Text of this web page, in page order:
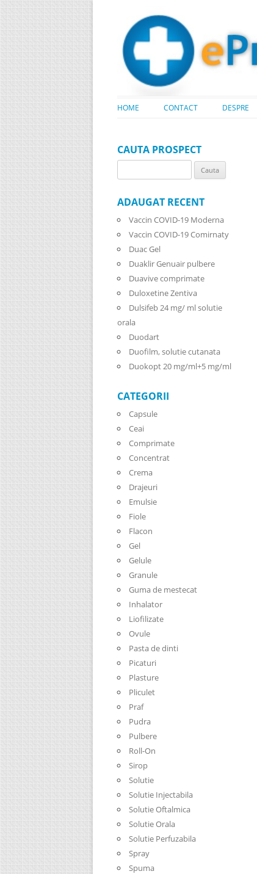
HOME CONTACT DESPRE
CAUTA PROSPECT
for:
ADAUGAT RECENT
Vaccin COVID-19 Moderna
Vaccin COVID-19 Comirnaty
Duac Gel
Duaklir Genuair pulbere
Duavive comprimate
Duloxetine Zentiva
Dulsifeb 24 mg/ ml solutie
orala
Duodart
Duofilm, solutie cutanata
Duokopt 20 mg/ml+5 mg/ml
CATEGORII
Capsule
Ceai
Comprimate
Concentrat
Crema
Drajeuri
Emulsie
Fiole
Flacon
Gel
Gelule
Granule
Guma de mestecat
Inhalator
Liofilizate
Ovule
Pasta de dinti
Picaturi
Plasture
Pliculet
Praf
Pudra
Pulbere
Roll-On
Sirop
Solutie
Solutie Injectabila
Solutie Oftalmica
Solutie Orala
Solutie Perfuzabila
Spray
Spuma